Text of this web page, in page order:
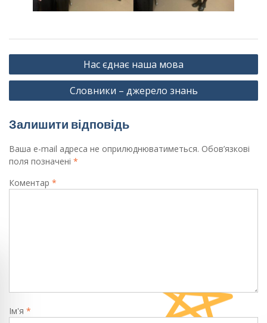
Навігація
записів
Нас єднає наша мова
Словники – джерело знань
Залишити відповідь
Ваша e-mail адреса не оприлюднюватиметься. Обов’язкові
поля позначені *
Коментар *
Ім'я *